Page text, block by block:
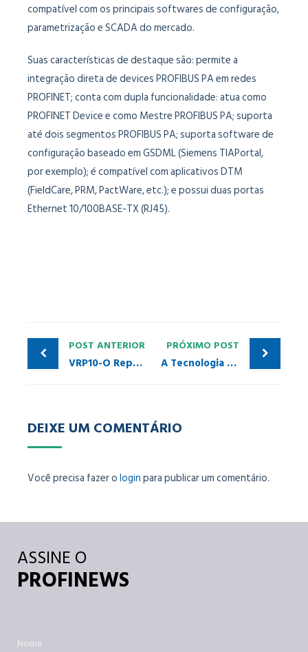
compatível com os principais softwares de configuração,
parametrização e SCADA do mercado.
Suas características de destaque são: permite a
integração direta de devices PROFIBUS PA em redes
PROFINET; conta com dupla funcionalidade: atua como
PROFINET Device e como Mestre PROFIBUS PA; suporta
até dois segmentos PROFIBUS PA; suporta software de
configuração baseado em GSDML (Siemens TIAPortal,
por exemplo); é compatível com aplicativos DTM
(FieldCare, PRM, PactWare, etc.); e possui duas portas
Ethernet 10/100BASE-TX (RJ45).
POST ANTERIOR
VRP10-O Repetidor Ótico PROFIBUS-PA Vivace
PRÓXIMO POST
A Tecnologia AS-i – Capítulo 04 – Tecnologia Safety at Work
DEIXE UM COMENTÁRIO
Você precisa fazer ologinpara publicar um comentário.
ASSINE O
PROFINEWS
Nome